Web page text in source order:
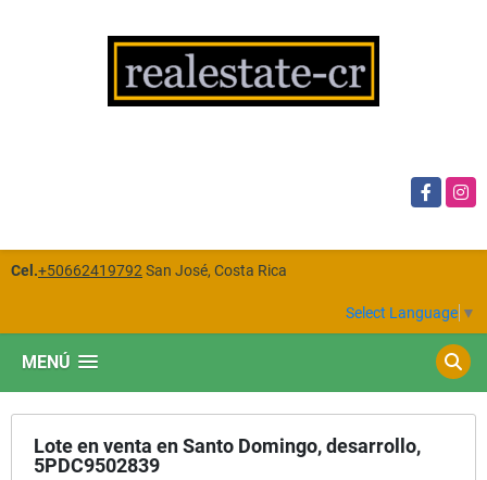
Facebook
Cel.+50662419792 San José, Costa Rica
Select Language ▼
MENÚ
Lote en venta en Santo Domingo, desarrollo,
5PDC9502839